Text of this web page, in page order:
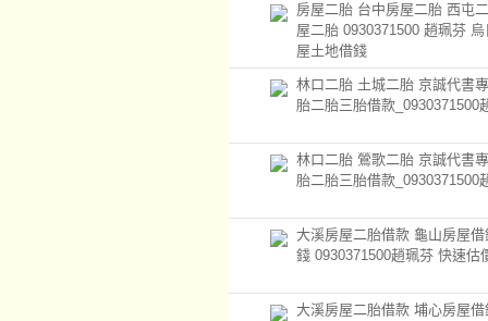
房屋二胎 台中房屋二胎 西屯
屋二胎 0930371500 趙珮芬
屋土地借錢
林口二胎 土城二胎 京誠代書
胎二胎三胎借款_0930371500
林口二胎 鶯歌二胎 京誠代書
胎二胎三胎借款_0930371500
大溪房屋二胎借款 龜山房屋
錢 0930371500趙珮芬 快速估
大溪房屋二胎借款 埔心房屋